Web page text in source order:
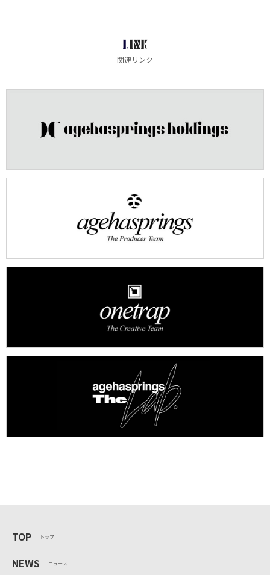
LINK
関連リンク
TOP トップ
NEWS ニュース